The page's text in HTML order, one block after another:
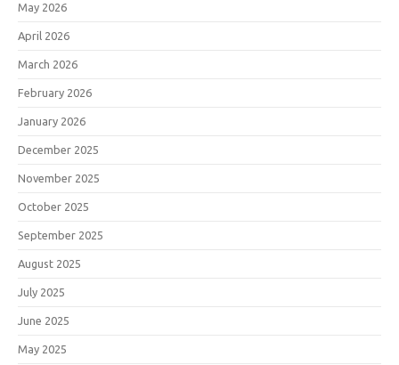
May 2026
April 2026
March 2026
February 2026
January 2026
December 2025
November 2025
October 2025
September 2025
August 2025
July 2025
June 2025
May 2025